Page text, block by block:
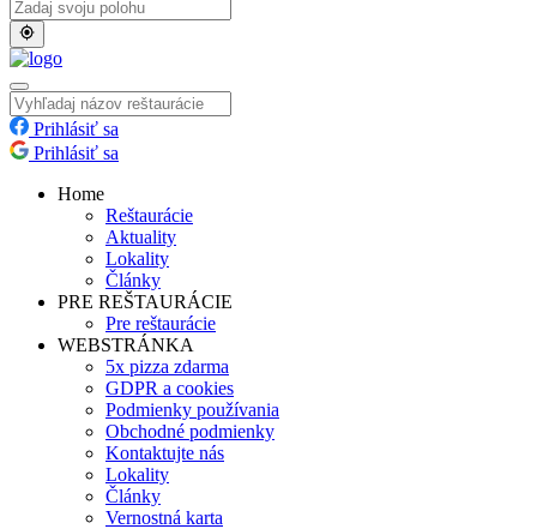
Prihlásiť sa
Prihlásiť sa
Home
Reštaurácie
Aktuality
Lokality
Články
PRE REŠTAURÁCIE
Pre reštaurácie
WEBSTRÁNKA
5x pizza zdarma
GDPR a cookies
Podmienky používania
Obchodné podmienky
Kontaktujte nás
Lokality
Články
Vernostná karta